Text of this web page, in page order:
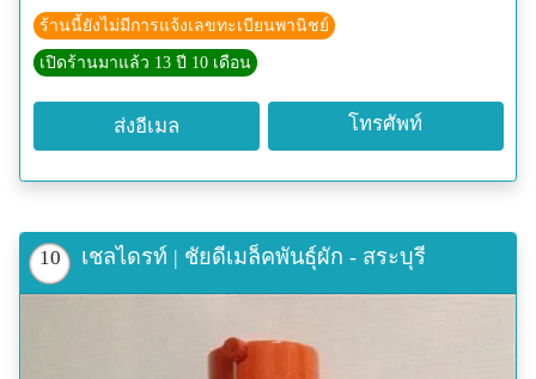
ปริมาณน้อย แต่ออกฤทธิ์ได้ดีเยี่ยมด้วยอนุภาคเล็ก
ละเอียด ทนการชะล้างของฝนด้วยสารเคลือบใบชนิด
พิเศษ
เหมาะสำหรับ : ไม้ผล เช่น ส้ม มะนาว เงาะ ทุเรียน องุ่น
มะม่วง พืชผัก เช่น พืชตระกูลแตง พริก หอม กระเทียม ไม้
และพ่นซ้ำทุก 7 วัน เมื่อยังพบการระบาด
สนใจติดต่อ... 088-6844708 Line:Chaidee2730...
ร้านนี้ยังไม่มีการแจ้งเลขทะเบียนพานิชย์
เปิดร้านมาแล้ว 13 ปี 10 เดือน
ส่งอีเมล โทรศัพท์
10 เชลไดรท์ | ชัยดีเมล็คพันธุ์ผัก - สระบุรี